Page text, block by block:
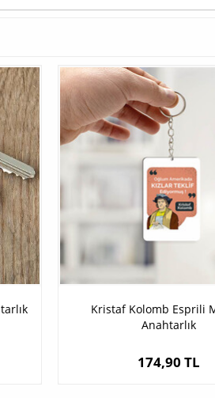
Kristaf Kolomb Esprili
Anahtarlık
174,90 TL